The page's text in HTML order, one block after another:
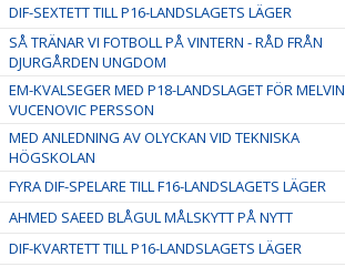
DIF-SEXTETT TILL P16-LANDSLAGETS LÄGER
SÅ TRÄNAR VI FOTBOLL PÅ VINTERN - RÅD FRÅN
DJURGÅRDEN UNGDOM
EM-KVALSEGER MED P18-LANDSLAGET FÖR MELVIN
VUCENOVIC PERSSON
MED ANLEDNING AV OLYCKAN VID TEKNISKA
HÖGSKOLAN
FYRA DIF-SPELARE TILL F16-LANDSLAGETS LÄGER
AHMED SAEED BLÅGUL MÅLSKYTT PÅ NYTT
DIF-KVARTETT TILL P16-LANDSLAGETS LÄGER